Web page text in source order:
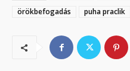
örökbefogadás
puha praclik